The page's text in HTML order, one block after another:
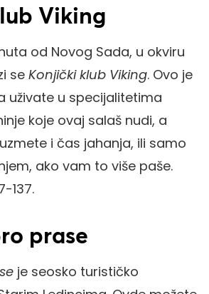
Viking
od Novog Sada, u okviru
se Konjički klub Viking. Ovo je
uživate u specijalitetima
koje ovaj salaš nudi, a
i čas jahanja, ili samo
ako vam to više paše.
137.
prase
je seosko turističko